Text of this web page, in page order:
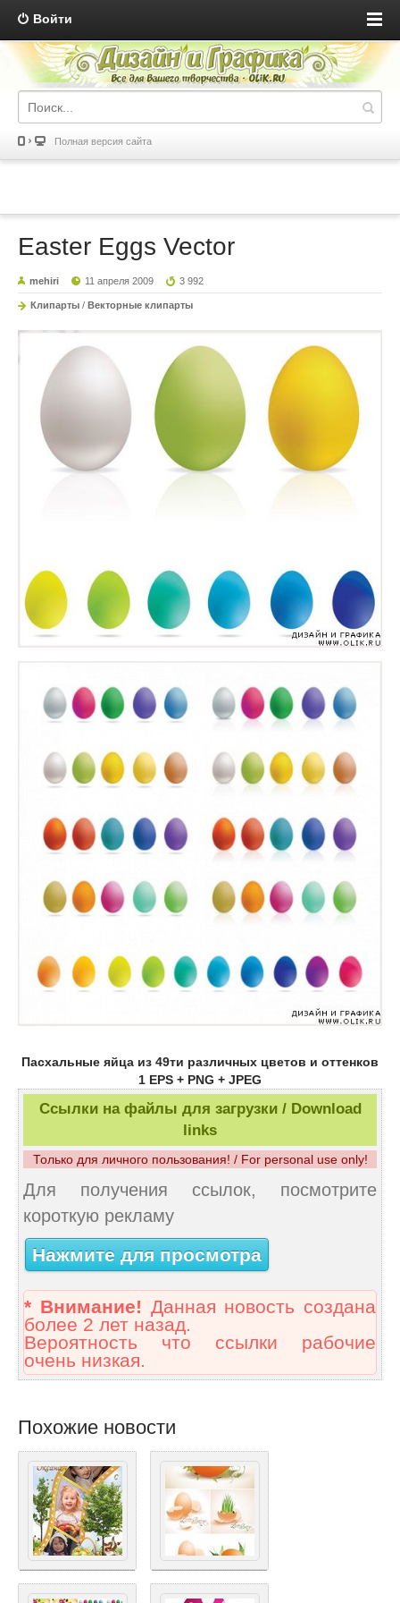
Войти
Полная версия сайта
Easter Eggs Vector
mehiri 11 апреля 2009 3 992
Клипарты / Векторные клипарты
Пасхальные яйца из 49ти различных цветов и оттенков
1 EPS + PNG + JPEG
Ссылки на файлы для загрузки / Download
links
Только для личного пользования! / For personal use only!
Для получения ссылок, посмотрите
короткую рекламу
Нажмите для просмотра
* Внимание! Данная новость создана
более 2 лет назад.
Вероятность что ссылки рабочие
очень низкая.
Похожие новости